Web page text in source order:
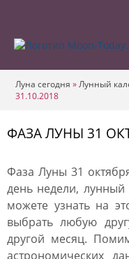
Луна сегодня »Лунный
31.10.2018
ФАЗА ЛУНЫ 31
Фаза Луны 31
день недели,
можете узнать на
выбрать любую
другой месяц.
астрономических